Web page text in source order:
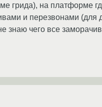
грида), на платформе
и перезвонами
знаю чего все